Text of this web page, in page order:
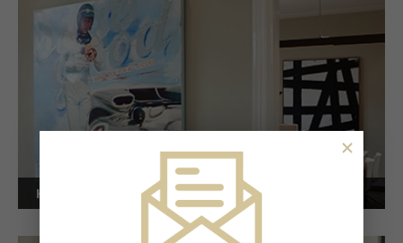
Kunstuitleen voor bedrijven
×